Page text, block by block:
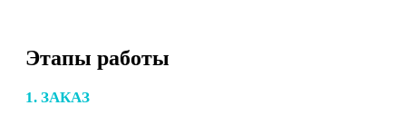
Этапы работы
1. ЗАКАЗ